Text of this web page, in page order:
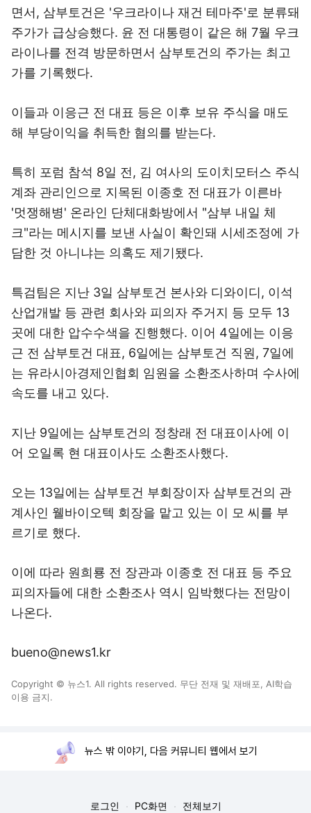
면서, 삼부토건은 '우크라이나 재건 테마주'로 분류돼
주가가 급상승했다. 윤 전 대통령이 같은 해 7월 우크
라이나를 전격 방문하면서 삼부토건의 주가는 최고
가를 기록했다.
이들과 이응근 전 대표 등은 이후 보유 주식을 매도
해 부당이익을 취득한 혐의를 받는다.
특히 포럼 참석 8일 전, 김 여사의 도이치모터스 주식
계좌 관리인으로 지목된 이종호 전 대표가 이른바
'멋쟁해병' 온라인 단체대화방에서 "삼부 내일 체
크"라는 메시지를 보낸 사실이 확인돼 시세조정에 가
담한 것 아니냐는 의혹도 제기됐다.
특검팀은 지난 3일 삼부토건 본사와 디와이디, 이석
산업개발 등 관련 회사와 피의자 주거지 등 모두 13
곳에 대한 압수수색을 진행했다. 이어 4일에는 이응
근 전 삼부토건 대표, 6일에는 삼부토건 직원, 7일에
는 유라시아경제인협회 임원을 소환조사하며 수사에
속도를 내고 있다.
지난 9일에는 삼부토건의 정창래 전 대표이사에 이
어 오일록 현 대표이사도 소환조사했다.
오는 13일에는 삼부토건 부회장이자 삼부토건의 관
계사인 웰바이오텍 회장을 맡고 있는 이 모 씨를 부
르기로 했다.
이에 따라 원희룡 전 장관과 이종호 전 대표 등 주요
피의자들에 대한 소환조사 역시 임박했다는 전망이
나온다.
bueno@news1.kr
Copyright © 뉴스1. All rights reserved. 무단 전재 및 재배포, AI학습
이용 금지.
뉴스 밖 이야기, 다음 커뮤니티 웹에서 보기
로그인 PC화면 전체보기